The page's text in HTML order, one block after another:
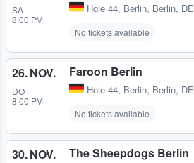
SA
8:00 PM
Hole 44, Berlin, Berlin, DE
No tickets available
26. NOV.
DO
8:00 PM
Faroon Berlin
Hole 44, Berlin, Berlin, DE
No tickets available
30. NOV. The Sheepdogs Berlin